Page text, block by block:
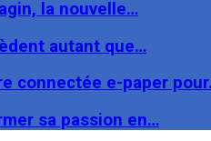
la nouvelle…
autant que…
connectée e-paper
sa passion en…